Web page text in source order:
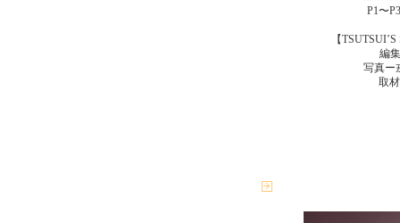
P1〜
【
編
写真ー
取